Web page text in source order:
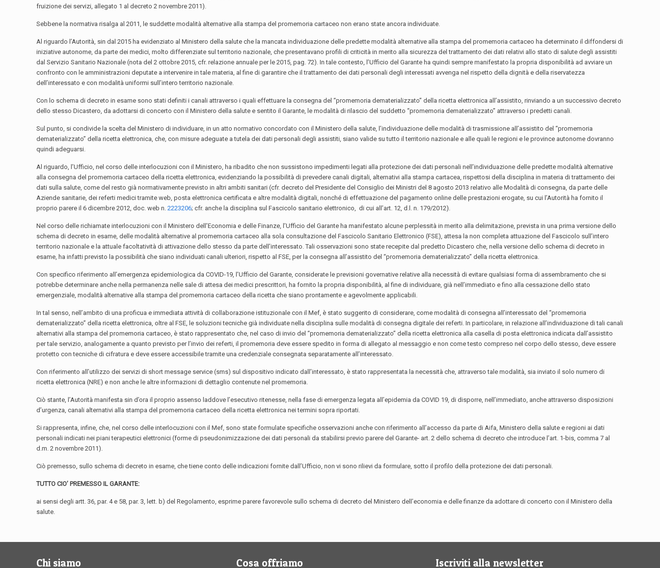
fruizione dei servizi, allegato 1 al decreto 2 novembre 2011).
Sebbene la normativa risalga al 2011, le suddette modalità alternative alla stampa del promemoria cartaceo non erano state ancora individuate.
Al riguardo l’Autorità, sin dal 2015 ha evidenziato al Ministero della salute che la mancata individuazione delle predette modalità alternative alla stampa del promemoria cartaceo ha determinato il diffondersi di
iniziative autonome, da parte dei medici, molto differenziate sul territorio nazionale, che presentavano profili di criticità in merito alla sicurezza del trattamento dei dati relativi allo stato di salute degli assistiti
dal Servizio Sanitario Nazionale (nota del 2 ottobre 2015, cfr. relazione annuale per le 2015, pag. 72). In tale contesto, l’Ufficio del Garante ha quindi sempre manifestato la propria disponibilità ad avviare un
confronto con le amministrazioni deputate a intervenire in tale materia, al fine di garantire che il trattamento dei dati personali degli interessati avvenga nel rispetto della dignità e della riservatezza
dell’interessato e con modalità uniformi sull’intero territorio nazionale.
Con lo schema di decreto in esame sono stati definiti i canali attraverso i quali effettuare la consegna del “promemoria dematerializzato” della ricetta elettronica all’assistito, rinviando a un successivo decreto
dello stesso Dicastero, da adottarsi di concerto con il Ministero della salute e sentito il Garante, le modalità di rilascio del suddetto “promemoria dematerializzato” attraverso i predetti canali.
Sul punto, si condivide la scelta del Ministero di individuare, in un atto normativo concordato con il Ministero della salute, l’individuazione delle modalità di trasmissione all’assistito del “promemoria
dematerializzato” della ricetta elettronica, che, con misure adeguate a tutela dei dati personali degli assistiti, siano valide su tutto il territorio nazionale e alle quali le regioni e le province autonome dovranno
quindi adeguarsi.
Al riguardo, l’Ufficio, nel corso delle interlocuzioni con il Ministero, ha ribadito che non sussistono impedimenti legati alla protezione dei dati personali nell’individuazione delle predette modalità alternative
alla consegna del promemoria cartaceo della ricetta elettronica, evidenziando la possibilità di prevedere canali digitali, alternativi alla stampa cartacea, rispettosi della disciplina in materia di trattamento dei
dati sulla salute, come del resto già normativamente previsto in altri ambiti sanitari (cfr. decreto del Presidente del Consiglio dei Ministri del 8 agosto 2013 relativo alle Modalità di consegna, da parte delle
Aziende sanitarie, dei referti medici tramite web, posta elettronica certificata e altre modalità digitali, nonché di effettuazione del pagamento online delle prestazioni erogate, su cui l’Autorità ha fornito il
proprio parere il 6 dicembre 2012, doc. web n.2223206; cfr. anche la disciplina sul Fascicolo sanitario elettronico, di cui all’art. 12, d.l. n. 179/2012).
Nel corso delle richiamate interlocuzioni con il Ministero dell’Economia e delle Finanze, l’Ufficio del Garante ha manifestato alcune perplessità in merito alla delimitazione, prevista in una prima versione dello
schema di decreto in esame, delle modalità alternative al promemoria cartaceo alla sola consultazione del Fascicolo Sanitario Elettronico (FSE), attesa la non completa attuazione del Fascicolo sull’intero
territorio nazionale e la attuale facoltatività di attivazione dello stesso da parte dell’interessato. Tali osservazioni sono state recepite dal predetto Dicastero che, nella versione dello schema di decreto in
esame, ha infatti previsto la possibilità che siano individuati canali ulteriori, rispetto al FSE, per la consegna all’assistito del “promemoria dematerializzato” della ricetta elettronica.
Con specifico riferimento all’emergenza epidemiologica da COVID-19, l’Ufficio del Garante, considerate le previsioni governative relative alla necessità di evitare qualsiasi forma di assembramento che si
potrebbe determinare anche nella permanenza nelle sale di attesa dei medici prescrittori, ha fornito la propria disponibilità, al fine di individuare, già nell’immediato e fino alla cessazione dello stato
emergenziale, modalità alternative alla stampa del promemoria cartaceo della ricetta che siano prontamente e agevolmente applicabili.
In tal senso, nell’ambito di una proficua e immediata attività di collaborazione istituzionale con il Mef, è stato suggerito di considerare, come modalità di consegna all’interessato del “promemoria
dematerializzato” della ricetta elettronica, oltre al FSE, le soluzioni tecniche già individuate nella disciplina sulle modalità di consegna digitale dei referti. In particolare, in relazione all’individuazione di tali canali
alternativi alla stampa del promemoria cartaceo, è stato rappresentato che, nel caso di invio del “promemoria dematerializzato” della ricetta elettronica alla casella di posta elettronica indicata dall’assistito
per tale servizio, analogamente a quanto previsto per l’invio dei referti, il promemoria deve essere spedito in forma di allegato al messaggio e non come testo compreso nel corpo dello stesso, deve essere
protetto con tecniche di cifratura e deve essere accessibile tramite una credenziale consegnata separatamente all’interessato.
Con riferimento all’utilizzo dei servizi di short message service (sms) sul dispositivo indicato dall’interessato, è stato rappresentata la necessità che, attraverso tale modalità, sia inviato il solo numero di
ricetta elettronica (NRE) e non anche le altre informazioni di dettaglio contenute nel promemoria.
Ciò stante, l’Autorità manifesta sin d’ora il proprio assenso laddove l’esecutivo ritenesse, nella fase di emergenza legata all’epidemia da COVID 19, di disporre, nell’immediato, anche attraverso disposizioni
d’urgenza, canali alternativi alla stampa del promemoria cartaceo della ricetta elettronica nei termini sopra riportati.
Si rappresenta, infine, che, nel corso delle interlocuzioni con il Mef, sono state formulate specifiche osservazioni anche con riferimento all’accesso da parte di Aifa, Ministero della salute e regioni ai dati
personali indicati nei piani terapeutici elettronici (forme di pseudonimizzazione dei dati personali da stabilirsi previo parere del Garante- art. 2 dello schema di decreto che introduce l’art. 1-bis, comma 7 al
d.m. 2 novembre 2011).
Ciò premesso, sullo schema di decreto in esame, che tiene conto delle indicazioni fornite dall’Ufficio, non vi sono rilievi da formulare, sotto il profilo della protezione dei dati personali.
TUTTO CIO’ PREMESSO IL GARANTE:
ai sensi degli artt. 36, par. 4 e 58, par. 3, lett. b) del Regolamento, esprime parere favorevole sullo schema di decreto del Ministero dell’economia e delle finanze da adottare di concerto con il Ministero della
salute.
Chi siamo Cosa offriamo Iscriviti alla newsletter